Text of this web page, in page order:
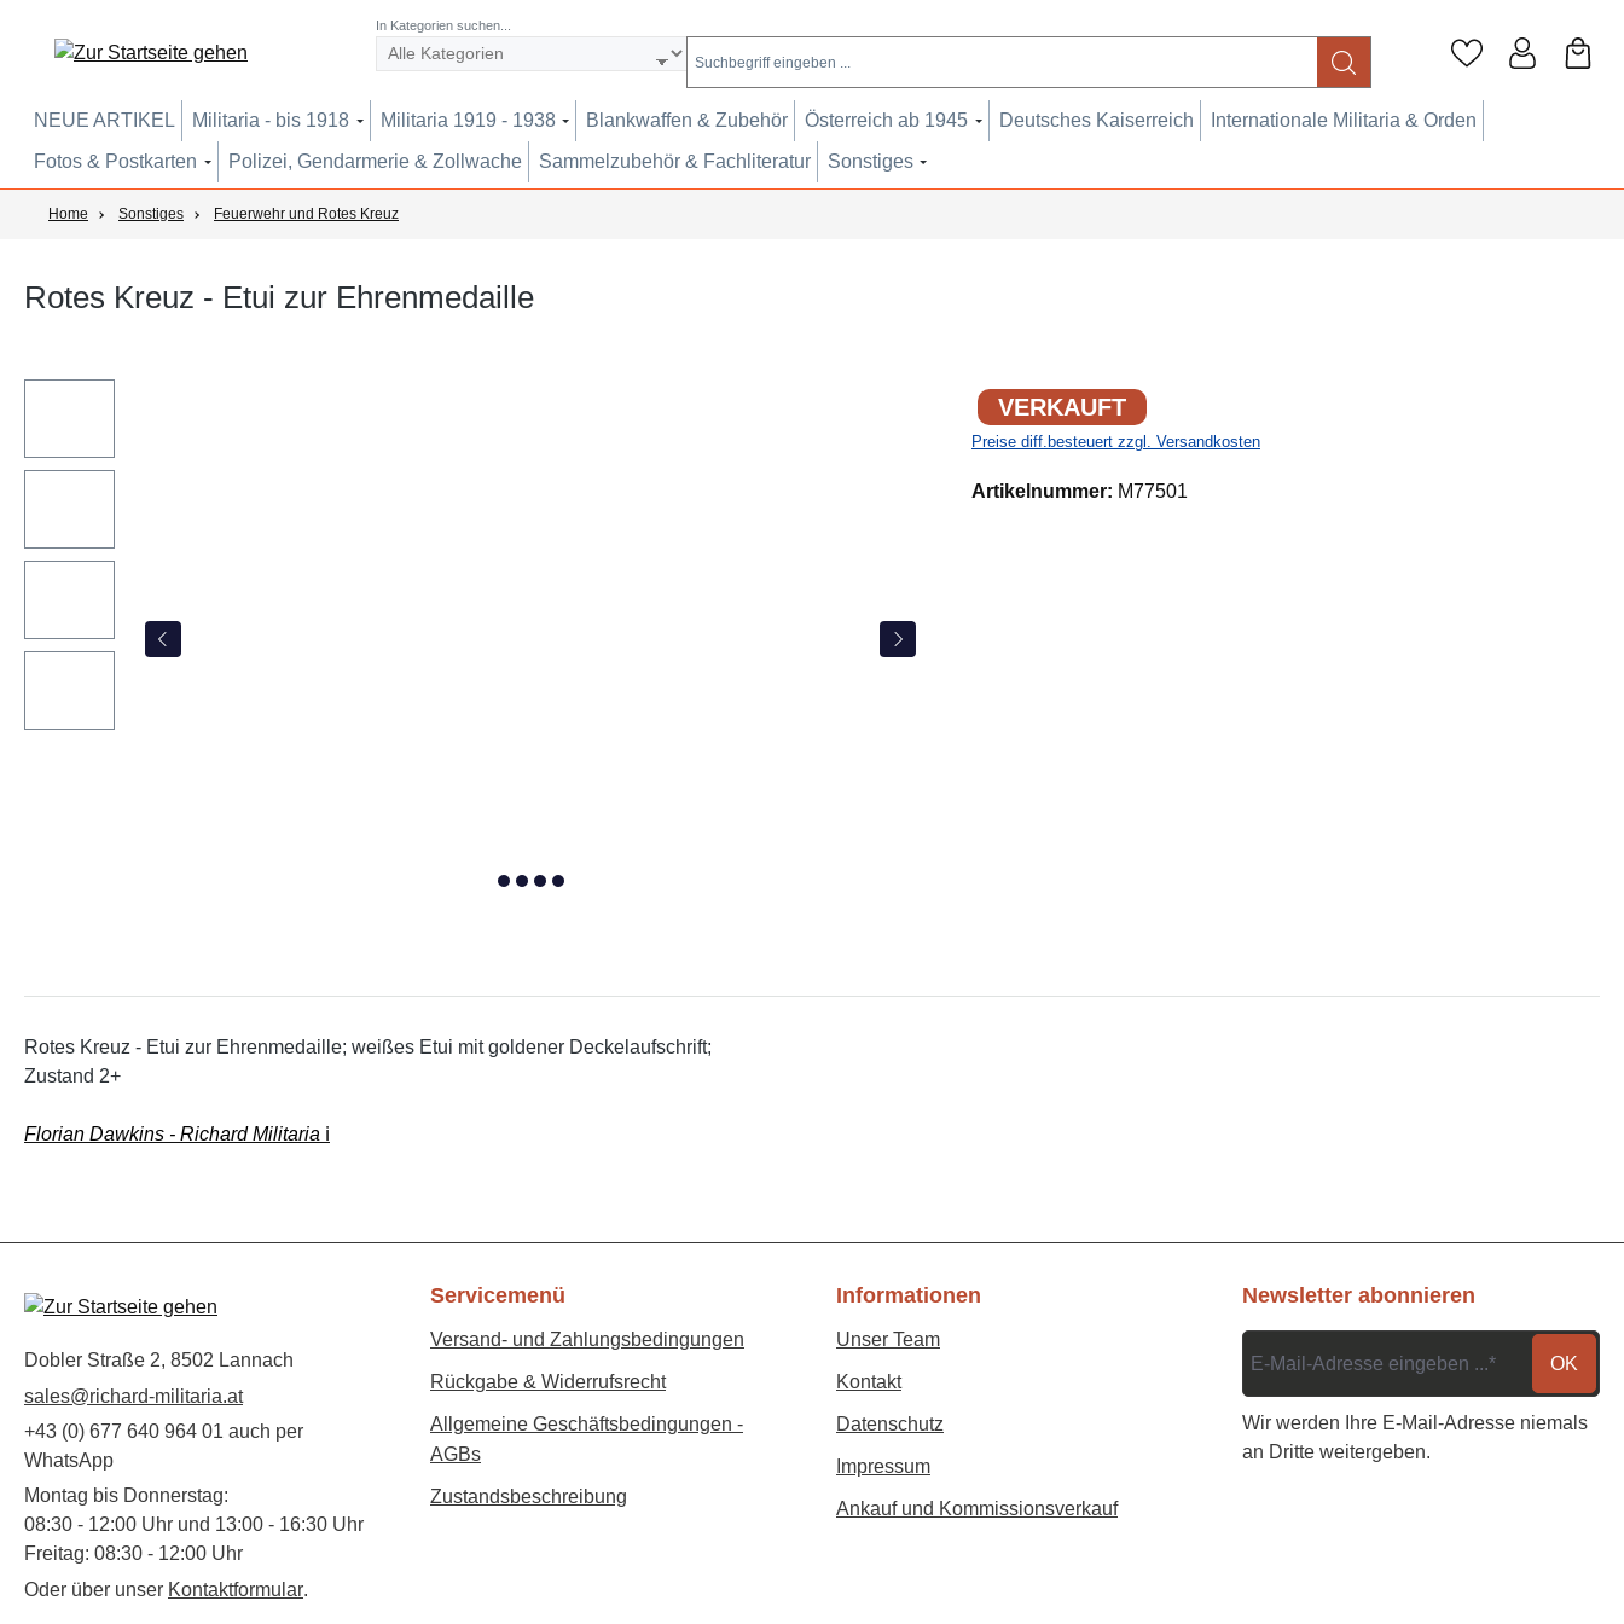
In Kategorien suchen...
NEUE ARTIKEL Militaria - bis 1918 Militaria 1919 - 1938 Blankwaffen & Zubehör Österreich ab 1945 Deutsches Kaiserreich
Internationale Militaria & Orden
Fotos & Postkarten
Polizei, Gendarmerie & Zollwache Sammelzubehör & Fachliteratur Sonstiges
Home Sonstiges Feuerwehr und Rotes Kreuz
Rotes Kreuz - Etui zur Ehrenmedaille
VERKAUFT
Preise diff.besteuert zzgl. Versandkosten
Artikelnummer: M77501
Rotes Kreuz - Etui zur Ehrenmedaille; weißes Etui mit goldener Deckelaufschrift;
Zustand 2+
Florian Dawkins - Richard Militaria ℹ️
Dobler Straße 2, 8502 Lannach
sales@richard-militaria.at
+43 (0) 677 640 964 01 auch per
WhatsApp
Montag bis Donnerstag:
08:30 - 12:00 Uhr und 13:00 - 16:30 Uhr
Freitag: 08:30 - 12:00 Uhr
Oder über unser Kontaktformular.
Servicemenü
Versand- und Zahlungsbedingungen
Rückgabe & Widerrufsrecht
Allgemeine Geschäftsbedingungen -
AGBs
Zustandsbeschreibung
Informationen
Unser Team
Kontakt
Datenschutz
Impressum
Ankauf und Kommissionsverkauf
Newsletter abonnieren
OK
Wir werden Ihre E-Mail-Adresse niemals
an Dritte weitergeben.